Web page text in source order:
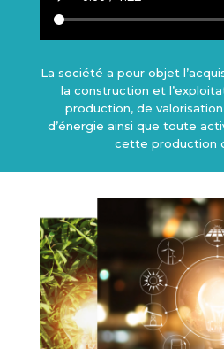
La société a pour objet
la construction et
production, de
d’énergie ainsi que toute
cette production